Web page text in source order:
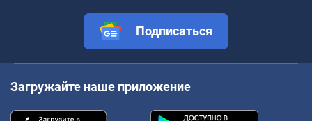
Подписаться
Загружайте наше приложение